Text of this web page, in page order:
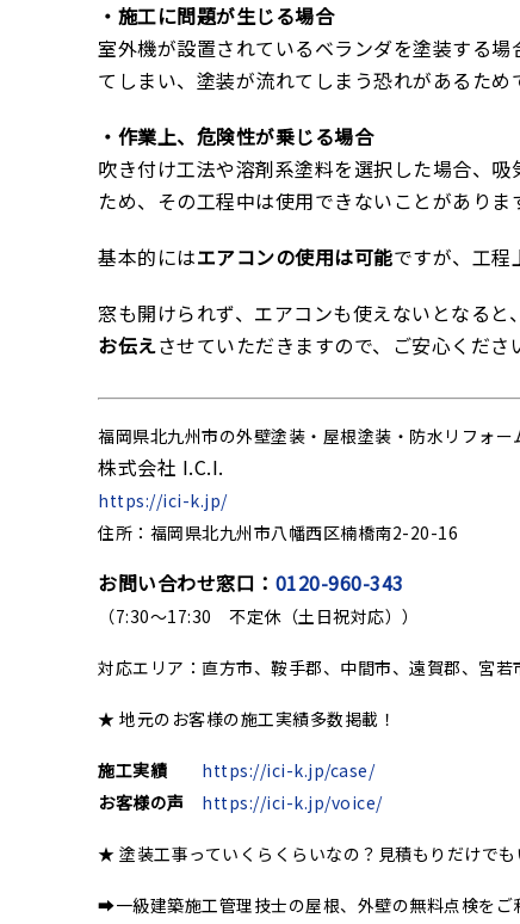
・施工に問題が生じる場合
室外機が設置されているベランダを塗装する
てしまい、塗装が流れてしまう恐れがあるため
・作業上、危険性が乗じる場合
吹き付け工法や溶剤系塗料を選択した場合、
ため、その工程中は使用できないことがありま
基本的にはエアコンの使用は可能ですが、工程
窓も開けられず、エアコンも使えないとなる
お伝えさせていただきますので、ご安心くださ
福岡県北九州市の外壁塗装・屋根塗装・防水リフォー
株式会社 I.C.I.
https://ici-k.jp/
住所：福岡県北九州市八幡西区楠橋南2-20-16
お問い合わせ窓口： 0120-960-343
（7:30～17:30 不定休（土日祝対応））
対応エリア：直方市、鞍手郡、中間市、遠賀郡、宮若
★ 地元のお客様の施工実績多数掲載！
施工実績
https://ici-k.jp/case/
お客様の声
https://ici-k.jp/voice/
★ 塗装工事っていくらくらいなの？見積もりだけでも
➡一級建築施工管理技士の屋根、外壁の無料点検をご